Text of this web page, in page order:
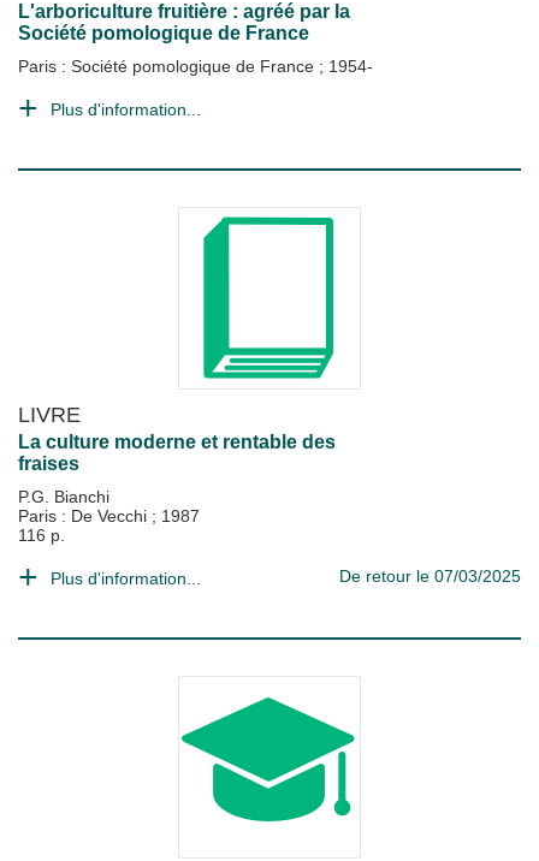
L'arboriculture fruitière : agréé par la
Société pomologique de France
Paris : Société pomologique de France ; 1954-
Plus d'information...
LIVRE
La culture moderne et rentable des
fraises
P.G. Bianchi
Paris : De Vecchi ; 1987
116 p.
Plus d'information... De retour le 07/03/2025